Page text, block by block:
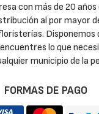
con más de 20
al por mayor
Disponemos
lo que
municipio de la
FORMAS DE PAGO